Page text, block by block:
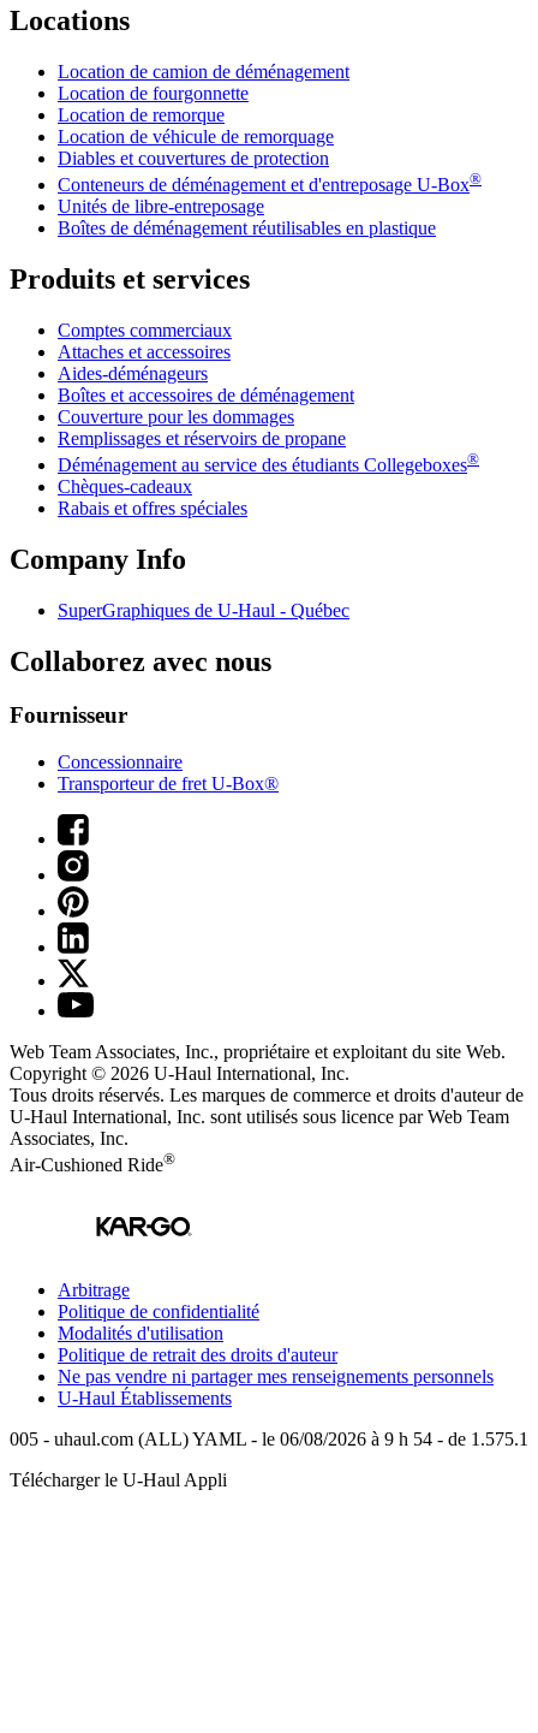
Locations
Location de camion de déménagement
Location de fourgonnette
Location de remorque
Location de véhicule de remorquage
Diables et couvertures de protection
Conteneurs de déménagement et d'entreposage U-Box®
Unités de libre-entreposage
Boîtes de déménagement réutilisables en plastique
Produits et services
Comptes commerciaux
Attaches et accessoires
Aides-déménageurs
Boîtes et accessoires de déménagement
Couverture pour les dommages
Remplissages et réservoirs de propane
Déménagement au service des étudiants Collegeboxes®
Chèques-cadeaux
Rabais et offres spéciales
Company Info
SuperGraphiques de U-Haul - Québec
Collaborez avec nous
Fournisseur
Concessionnaire
Transporteur de fret U-Box®
Web Team Associates, Inc., propriétaire et exploitant du site Web.
Copyright © 2026 U-Haul International, Inc.
Tous droits réservés. Les marques de commerce et droits d'auteur de
U-Haul International, Inc. sont utilisés sous licence par Web Team
Associates, Inc.
Air-Cushioned Ride®
Arbitrage
Politique de confidentialité
Modalités d'utilisation
Politique de retrait des droits d'auteur
Ne pas vendre ni partager mes renseignements personnels
U-Haul Établissements
005 - uhaul.com (ALL) YAML - le 06/08/2026 à 9 h 54 - de 1.575.1
Télécharger le U-Haul Appli